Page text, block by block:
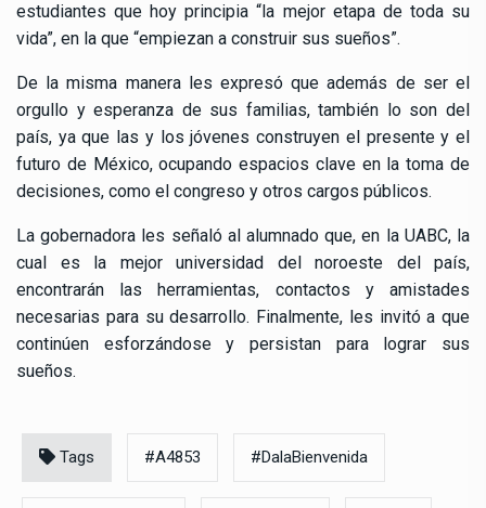
estudiantes que hoy principia “la mejor etapa de toda su
vida”, en la que “empiezan a construir sus sueños”.
De la misma manera les expresó que además de ser el
orgullo y esperanza de sus familias, también lo son del
país, ya que las y los jóvenes construyen el presente y el
futuro de México, ocupando espacios clave en la toma de
decisiones, como el congreso y otros cargos públicos.
La gobernadora les señaló al alumnado que, en la UABC, la
cual es la mejor universidad del noroeste del país,
encontrarán las herramientas, contactos y amistades
necesarias para su desarrollo. Finalmente, les invitó a que
continúen esforzándose y persistan para lograr sus
sueños.
Tags #A4853 #DalaBienvenida